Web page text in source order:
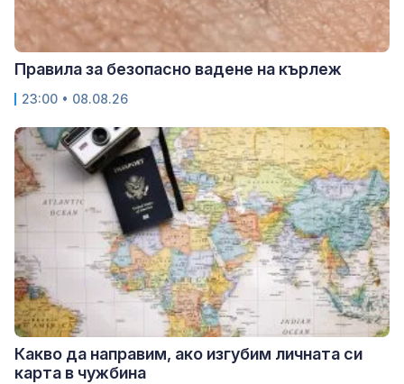
Правила за безопасно вадене на кърлеж
23:00 • 08.08.26
Какво да направим, ако изгубим личната си
карта в чужбина